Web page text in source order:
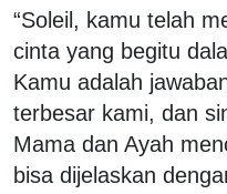
“Soleil, kamu telah
cinta yang begitu
Kamu adalah
terbesar kami, dan
Mama dan Ayah
bisa dijelaskan